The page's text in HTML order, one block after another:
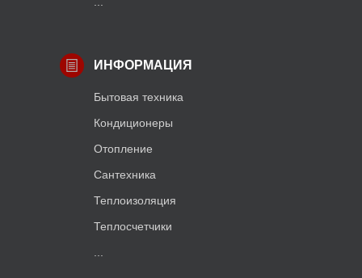
ИНФОРМАЦИЯ
Бытовая техника
Кондиционеры
Отопление
Сантехника
Теплоизоляция
Теплосчетчики